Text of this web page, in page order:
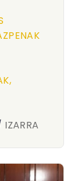
IZARRA